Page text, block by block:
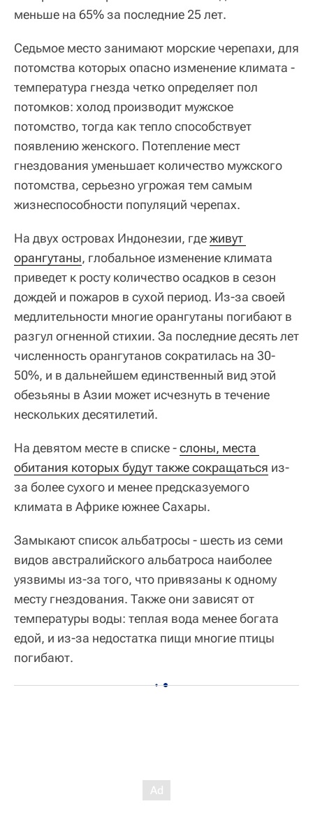
меньше на 65% за последние 25 лет.
Седьмое место занимают морские черепахи, для
потомства которых опасно изменение климата -
температура гнезда четко определяет пол
потомков: холод производит мужское
потомство, тогда как тепло способствует
появлению женского. Потепление мест
гнездования уменьшает количество мужского
потомства, серьезно угрожая тем самым
жизнеспособности популяций черепах.
На двух островах Индонезии, гдеживут
орангутаны, глобальное изменение климата
приведет к росту количество осадков в сезон
дождей и пожаров в сухой период. Из-за своей
медлительности многие орангутаны погибают в
разгул огненной стихии. За последние десять лет
численность орангутанов сократилась на 30-
50%, и в дальнейшем единственный вид этой
обезьяны в Азии может исчезнуть в течение
нескольких десятилетий.
На девятом месте в списке -слоны, места
обитания которых будут также сокращаться из-
за более сухого и менее предсказуемого
климата в Африке южнее Сахары.
Замыкают список альбатросы - шесть из семи
видов австралийского альбатроса наиболее
уязвимы из-за того, что привязаны к одному
месту гнездования. Также они зависят от
температуры воды: теплая вода менее богата
едой, и из-за недостатка пищи многие птицы
погибают.